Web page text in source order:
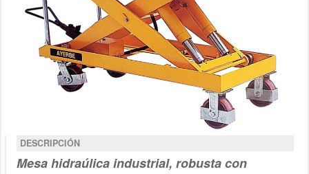
DESCRIPCIÓN
Mesahidraúlicaindustrial, robusta con